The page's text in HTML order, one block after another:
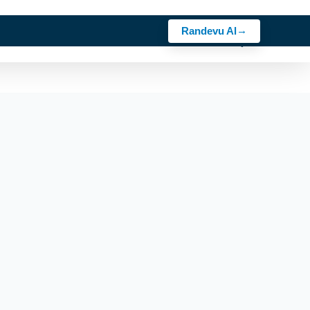
Randevu Al
Bosch Ürünler İletişim